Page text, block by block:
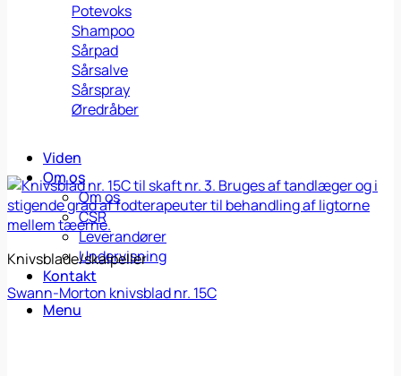
Potevoks
Shampoo
Sårpad
Sårsalve
Sårspray
Øredråber
Viden
Om os
Om os
CSR
Leverandører
Undervisning
Kontakt
Menu
Knivsblade/skalpeller
Swann-Morton knivsblad nr. 15C